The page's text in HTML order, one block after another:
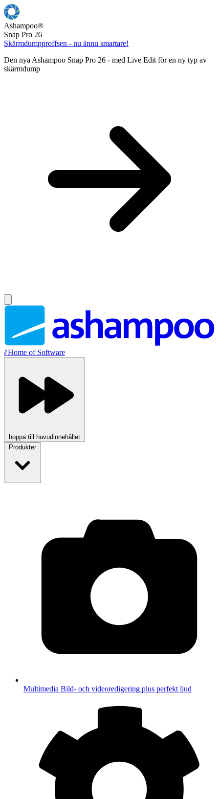
Ashampoo®
Snap Pro 26
Skärmdumpproffsen - nu ännu smartare!
Den nya Ashampoo Snap Pro 26 - med Live Edit för en ny typ av
skärmdump
//Home of Software
hoppa till huvudinnehållet
Produkter
Multimedia Bild- och videoredigering plus perfekt ljud